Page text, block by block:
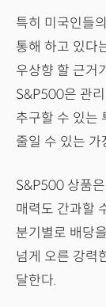
특히 미국인들
통해 하고 있다
우상향 할 근거
S&P500은 관
추구할 수 있는
줄일 수 있는 가
S&P500 상품
매력도 간과할
분기별로 배당
넘게 오른 강력
달한다.